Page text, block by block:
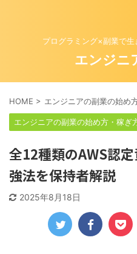
プログラミング×副業で
エンジニ
HOME > エンジニアの副業の始め
エンジニアの副業の始め方・稼ぎ
全12種類のAWS認
強法を保持者解説
2025年8月18日